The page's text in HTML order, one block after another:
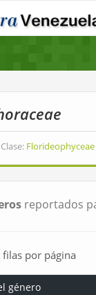
Clase: Florideophyceae
reportados
filas por página
género